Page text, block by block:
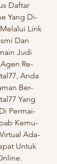
Daf­tar
Yang Di­
Link
Dan
Judi
Re­
Anda
Ber­
Yang
Per­mai­
Ke­mu­
Ada­
Un­tuk